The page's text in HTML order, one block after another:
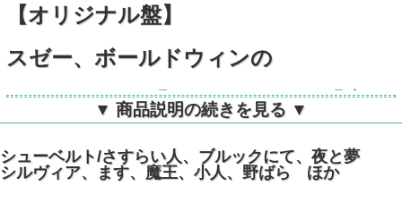
【オリジナル盤】
スゼー、ボールドウィンの
シューベルト/「さすらい人」、「魔
王」ほか歌曲集
蘭PHILIPS 835097AY STEREO
▼ 商品説明の続きを見る ▼
シューベルト/さすらい人、ブルックにて、夜と夢
シルヴィア、ます、魔王、小人、野ばら ほか